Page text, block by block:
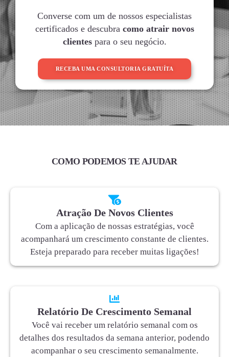
Converse com um de nossos especialistas
certificados e descubra como atrair novos
clientespara o seu negócio.
RECEBA UMA CONSULTORIA GRATUÍTA
COMO PODEMOS TE AJUDAR
Atração De Novos Clientes
Com a aplicação de nossas estratégias, você
acompanhará um crescimento constante de clientes.
Esteja preparado para receber muitas ligações!
Relatório De Crescimento Semanal
Você vai receber um relatório semanal com os
detalhes dos resultados da semana anterior, podendo
acompanhar o seu crescimento semanalmente.